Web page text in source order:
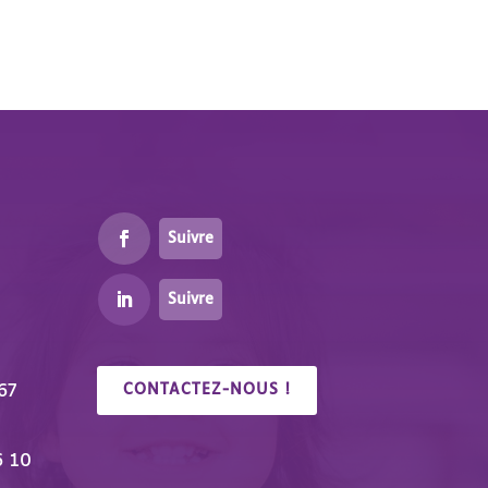
10
Suivre
Suivre
CONTACTEZ-NOUS !